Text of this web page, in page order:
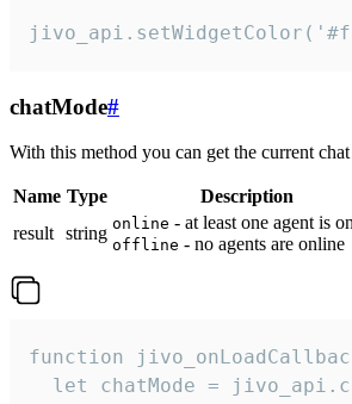
chatMode#
With this method you can get the current
Name Type
Description
result string online - at least one agent is
offline - no agents are online
function
let chatMode =